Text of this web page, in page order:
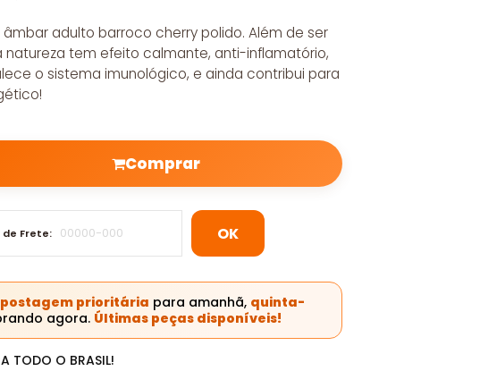
âmbar adulto barroco cherry polido. Além de ser
natureza tem efeito calmante, anti-inflamatório,
o sistema imunológico, e ainda contribui para
Comprar
de Frete: OK
prioritária para amanhã, quinta-
agora. Últimas peças disponíveis!
TODO O BRASIL!